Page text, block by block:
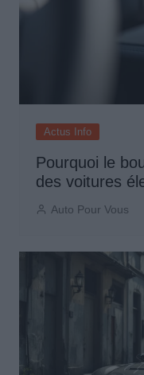
Actus Info
Pourquoi le
des voitures
Auto Pour Vous